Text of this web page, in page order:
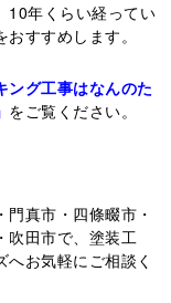
10年くらい経ってい
すすめします。
ング工事はなんのた
をご覧ください。
真市・四條畷市・
吹田市で、塗装工
お気軽にご相談く